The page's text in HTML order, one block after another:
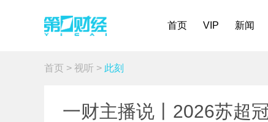
首页 VIP 新闻
首页 > 视听 > 此刻
一财主播说丨2026苏超